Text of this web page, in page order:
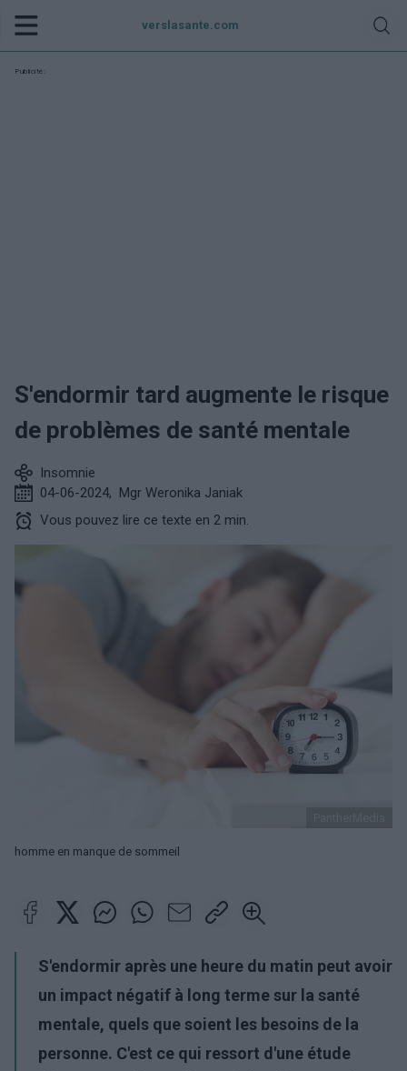
verslasante.com
Publicité:
S'endormir tard augmente le risque
de problèmes de santé mentale
Insomnie
04-06-2024, Mgr Weronika Janiak
Vous pouvez lire ce texte en 2 min.
homme en manque de sommeil
S'endormir après une heure du matin peut avoir
un impact négatif à long terme sur la santé
mentale, quels que soient les besoins de la
personne. C'est ce qui ressort d'une étude